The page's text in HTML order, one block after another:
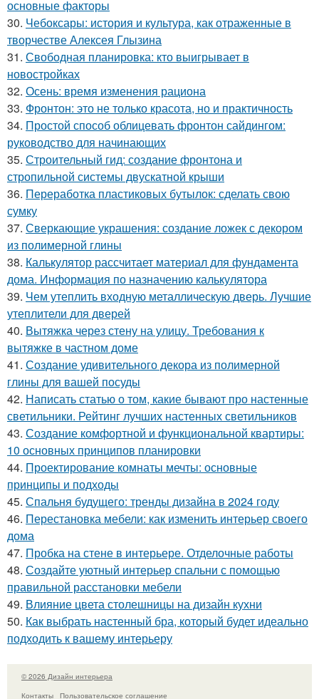
основные факторы
30. Чебоксары: история и культура, как отраженные в
творчестве Алексея Глызина
31. Свободная планировка: кто выигрывает в
новостройках
32. Осень: время изменения рациона
33. Фронтон: это не только красота, но и практичность
34. Простой способ облицевать фронтон сайдингом:
руководство для начинающих
35. Строительный гид: создание фронтона и
стропильной системы двускатной крыши
36. Переработка пластиковых бутылок: сделать свою
сумку
37. Сверкающие украшения: создание ложек с декором
из полимерной глины
38. Калькулятор рассчитает материал для фундамента
дома. Информация по назначению калькулятора
39. Чем утеплить входную металлическую дверь. Лучшие
утеплители для дверей
40. Вытяжка через стену на улицу. Требования к
вытяжке в частном доме
41. Создание удивительного декора из полимерной
глины для вашей посуды
42. Написать статью о том, какие бывают про настенные
светильники. Рейтинг лучших настенных светильников
43. Создание комфортной и функциональной квартиры:
10 основных принципов планировки
44. Проектирование комнаты мечты: основные
принципы и подходы
45. Спальня будущего: тренды дизайна в 2024 году
46. Перестановка мебели: как изменить интерьер своего
дома
47. Пробка на стене в интерьере. Отделочные работы
48. Создайте уютный интерьер спальни с помощью
правильной расстановки мебели
49. Влияние цвета столешницы на дизайн кухни
50. Как выбрать настенный бра, который будет идеально
подходить к вашему интерьеру
© 2026 Дизайн интерьера
Контакты
Пользовательское соглашение